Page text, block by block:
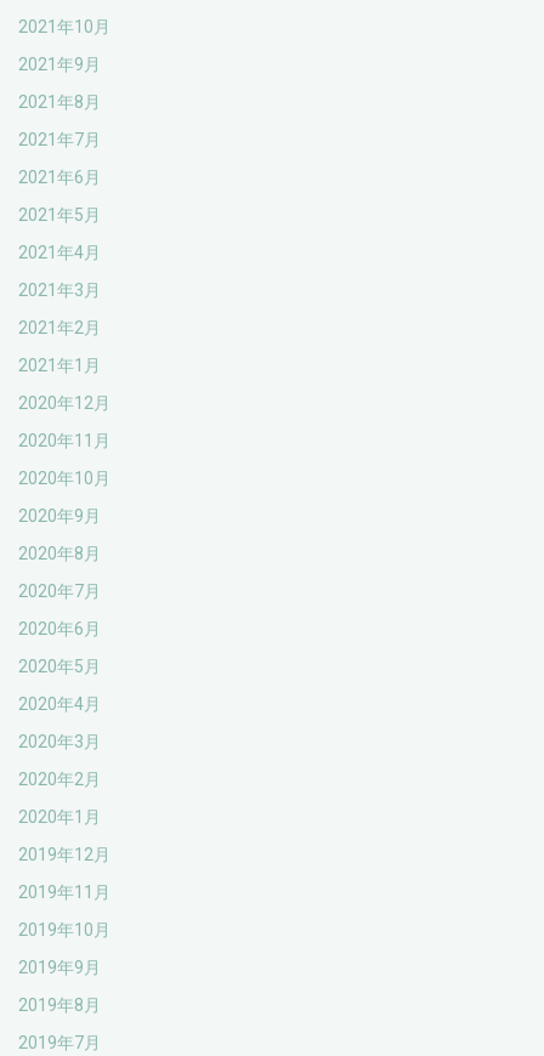
2021年10月
2021年9月
2021年8月
2021年7月
2021年6月
2021年5月
2021年4月
2021年3月
2021年2月
2021年1月
2020年12月
2020年11月
2020年10月
2020年9月
2020年8月
2020年7月
2020年6月
2020年5月
2020年4月
2020年3月
2020年2月
2020年1月
2019年12月
2019年11月
2019年10月
2019年9月
2019年8月
2019年7月